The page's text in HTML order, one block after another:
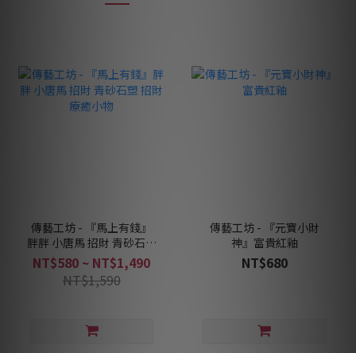
傳藝工坊 - 『馬上有錢』
胖胖 小唐馬 招財 青砂石塑
招財 療癒小物
NT$580 ~ NT$1,490
NT$1,590
傳藝工坊 - 『元寶小財
神』富貴紅釉
NT$680